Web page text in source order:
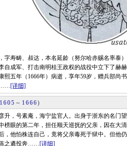
寿畴、叔达，本名延龄（努尔哈赤赐名率泰
自成军、打击南明桂王政权的战役中立下了赫
熙五年（1666年）病逝，享年59岁，赠兵部尚
……[详细]
1605 ～ 1666)
，号素庵，海宁盐官人。出身于浙东的名门
榜眼的第二年，担任顺天巡抚的父亲，因在大
，他怕株连自己，竟将父亲毒死于狱中。但他
陈之遴投奔……[详细]